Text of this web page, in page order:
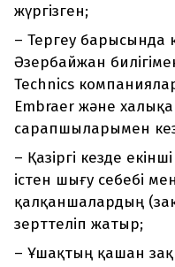
жүргізген;
– Тергеу барысында
Әзербайжан
Technics
Embraer және
сарапшыларымен
– Қазіргі кезде
істен шығу себебі
қалқаншалардың
зерттеліп жатыр;
– Ұшақтың қашан